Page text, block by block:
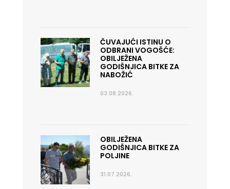
ČUVAJUĆI ISTINU O
ODBRANI VOGOŠĆE:
OBILJEŽENA
GODIŠNJICA BITKE ZA
NABOŽIĆ
03.08.2026.
OBILJEŽENA
GODIŠNJICA BITKE ZA
POLJINE
31.07.2026.